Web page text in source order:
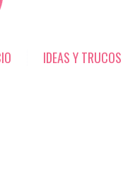
IDEAS Y TRUCOS